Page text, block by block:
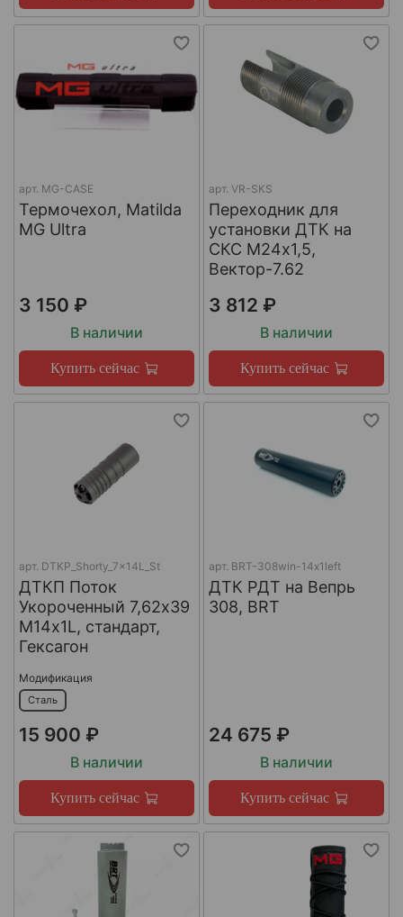
арт. MG-CASE
Термочехол, Matilda
MG Ultra
3 150 ₽
В наличии
Купить сейчас
арт. VR-SKS
Переходник для
установки ДТК на
СКС М24х1,5,
Вектор-7.62
3 812 ₽
В наличии
Купить сейчас
арт. DTKP_Shorty_7x14L_St
ДТКП Поток
Укороченный 7,62х39
М14х1L, стандарт,
Гексагон
Модификация
Сталь
15 900 ₽
В наличии
Купить сейчас
арт. BRT-308win-14х1left
ДТК РДТ на Вепрь
308, BRT
24 675 ₽
В наличии
Купить сейчас